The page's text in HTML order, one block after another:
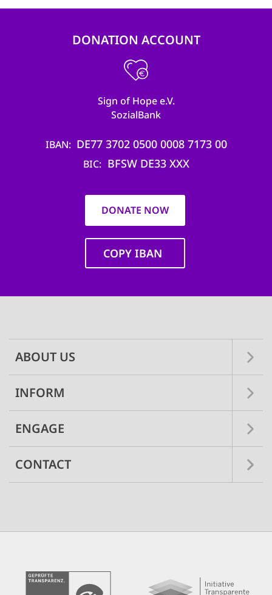
DONATION ACCOUNT
Sign of Hope e.V.
SozialBank
IBAN DE77 3702 0500 0008 7173 00
BIC BFSW DE33 XXX
DONATE NOW
COPY IBAN
ABOUT US
INFORM
ENGAGE
CONTACT